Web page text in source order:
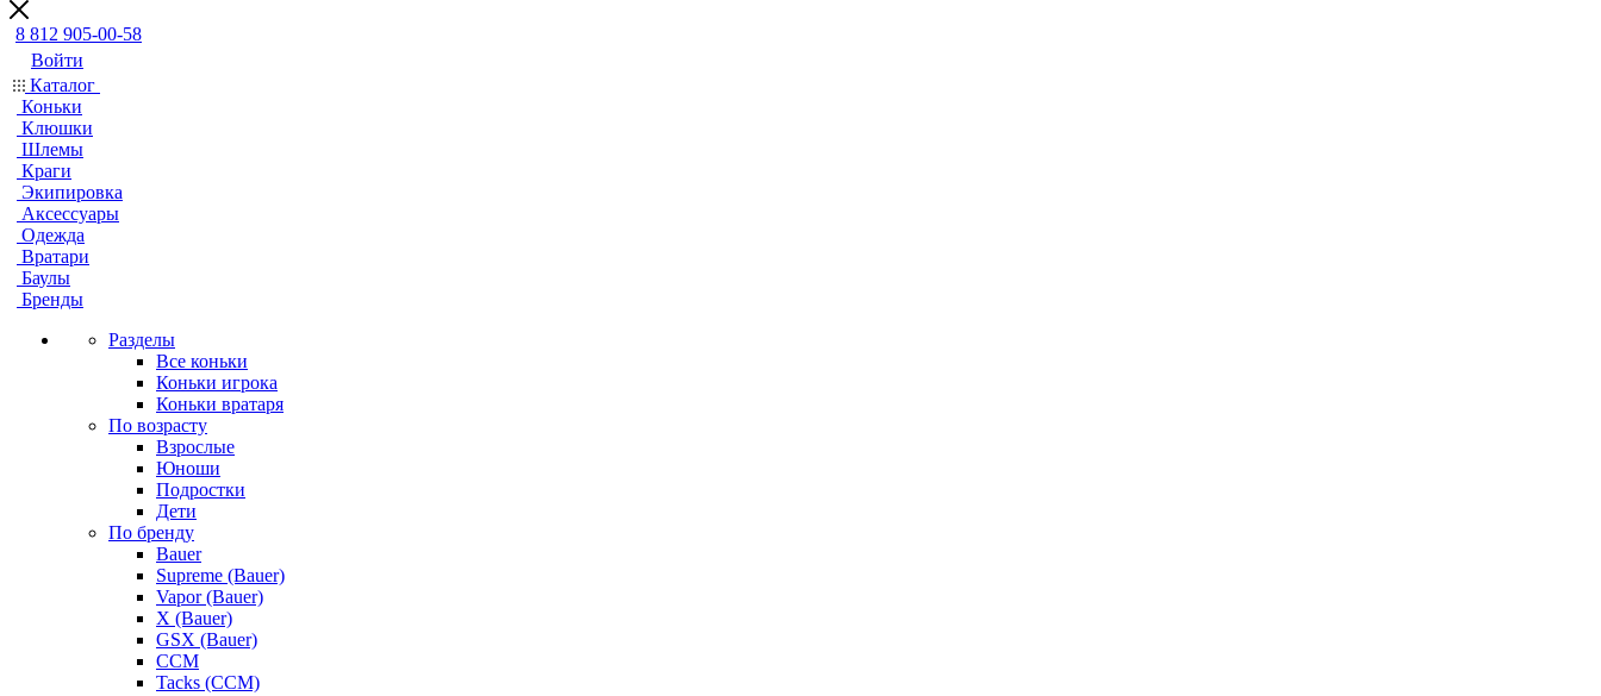
8 812 905-00-58
Войти
Каталог
Коньки
Клюшки
Шлемы
Краги
Экипировка
Аксессуары
Одежда
Вратари
Баулы
Бренды
Разделы
Все коньки
Коньки игрока
Коньки вратаря
По возрасту
Взрослые
Юноши
Подростки
Дети
По бренду
Bauer
Supreme (Bauer)
Vapor (Bauer)
X (Bauer)
GSX (Bauer)
CCM
Tacks (CCM)